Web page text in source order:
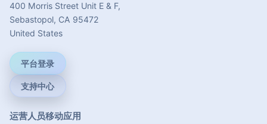
400 Morris Street Unit E & F,
Sebastopol, CA 95472
United States
平台登录
支持中心
运营人员移动应用